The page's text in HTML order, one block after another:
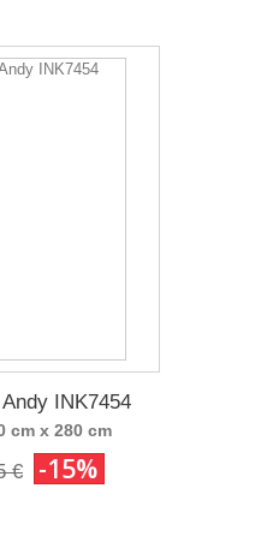
INK7454
cm x 280 cm
€ -15%